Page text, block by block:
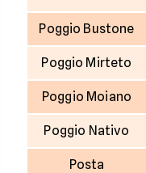
Poggio Bustone
Poggio Mirteto
Poggio Moiano
Poggio Nativo
Posta